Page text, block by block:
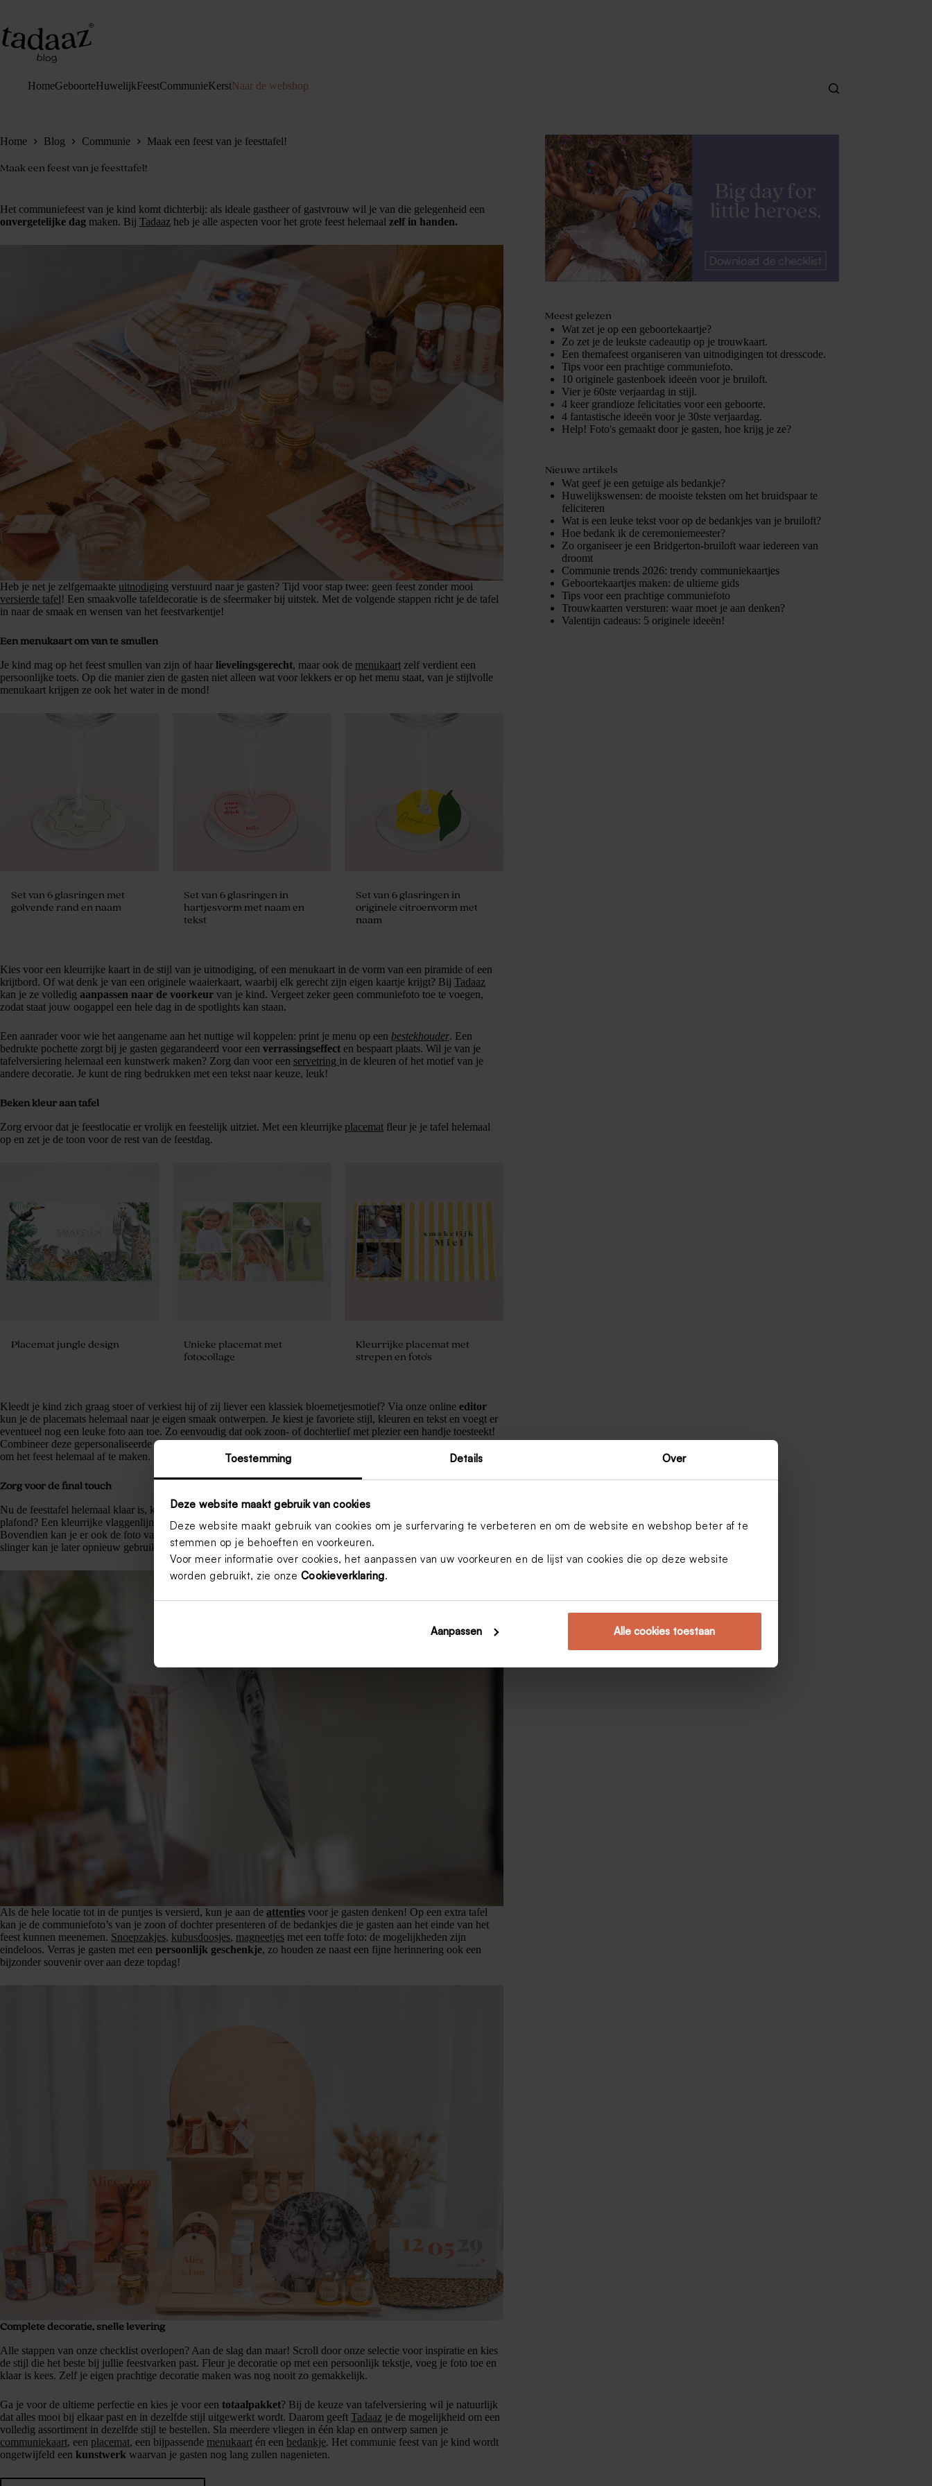
Toestemming Details Over
Deze website maakt gebruik van cookies
Deze website maakt gebruik van cookies om je surfervaring te verbeteren en om de website en webshop beter af te
stemmen op je behoeften en voorkeuren.
Voor meer informatie over cookies, het aanpassen van uw voorkeuren en de lijst van cookies die op deze website
worden gebruikt, zie onze Cookieverklaring.
Aanpassen Alle cookies toestaan
de
inhoud
HomeGeboorteHuwelijkFeestCommunieKerstNaar de webshop
Home Blog Communie Maak een feest van je feesttafel!
Maak een feest van je feesttafel!
Het communiefeest van je kind komt dichterbij: als ideale gastheer of gastvrouw wil je van die gelegenheid een
onvergetelijke dag maken. Bij Tadaaz heb je alle aspecten voor het grote feest helemaal zelf in handen.
Heb je net je zelfgemaakte uitnodiging verstuurd naar je gasten? Tijd voor stap twee: geen feest zonder mooi
versierde tafel! Een smaakvolle tafeldecoratie is de sfeermaker bij uitstek. Met de volgende stappen richt je de tafel
in naar de smaak en wensen van het feestvarkentje!
Een menukaart om van te smullen
Je kind mag op het feest smullen van zijn of haar lievelingsgerecht, maar ook de menukaart zelf verdient een
persoonlijke toets. Op die manier zien de gasten niet alleen wat voor lekkers er op het menu staat, van je stijlvolle
menukaart krijgen ze ook het water in de mond!
Set van 6 glasringen met
golvende rand en naam
Set van 6 glasringen in
hartjesvorm met naam en
tekst
Set van 6 glasringen in
originele citroenvorm met
naam
Kies voor een kleurrijke kaart in de stijl van je uitnodiging, of een menukaart in de vorm van een piramide of een
krijtbord. Of wat denk je van een originele waaierkaart, waarbij elk gerecht zijn eigen kaartje krijgt? Bij Tadaaz
kan je ze volledig aanpassen naar de voorkeur van je kind. Vergeet zeker geen communiefoto toe te voegen,
zodat staat jouw oogappel een hele dag in de spotlights kan staan.
Een aanrader voor wie het aangename aan het nuttige wil koppelen: print je menu op een bestekhouder. Een
bedrukte pochette zorgt bij je gasten gegarandeerd voor een verrassingseffect en bespaart plaats. Wil je van je
tafelversiering helemaal een kunstwerk maken? Zorg dan voor een servetring in de kleuren of het motief van je
andere decoratie. Je kunt de ring bedrukken met een tekst naar keuze, leuk!
Beken kleur aan tafel
Zorg ervoor dat je feestlocatie er vrolijk en feestelijk uitziet. Met een kleurrijke placemat fleur je je tafel helemaal
op en zet je de toon voor de rest van de feestdag.
Placemat jungle design
Unieke placemat met
fotocollage
Kleurrijke placemat met
strepen en foto's
Kleedt je kind zich graag stoer of verkiest hij of zij liever een klassiek bloemetjesmotief? Via onze online editor
kun je de placemats helemaal naar je eigen smaak ontwerpen. Je kiest je favoriete stijl, kleuren en tekst en voegt er
eventueel nog een leuke foto aan toe. Zo eenvoudig dat ook zoon- of dochterlief met plezier een handje toesteekt!
Combineer deze gepersonaliseerde placemats met een
om het feest helemaal af te maken.
Zorg voor de final touch
Nu de feesttafel helemaal klaar is, kun je beginnen aan de final touch. En wat is feestelijker dan een
plafond? Een kleurrijke vlaggenlijn maakt je setting helemaal af en geeft je feestlocatie een speelse look.
Bovendien kan je er ook de foto van je kind of een leuke boodschap in verwerken.
Leuk én duurzaam
, want de
slinger kan je later opnieuw gebruiken voor verjaardagsfeestjes.
Als de hele locatie tot in de puntjes is versierd, kun je aan de attenties voor je gasten denken! Op een extra tafel
kan je de communiefoto’s van je zoon of dochter presenteren of de bedankjes die je gasten aan het einde van het
feest kunnen meenemen. Snoepzakjes, kubusdoosjes, magneetjes met een toffe foto: de mogelijkheden zijn
eindeloos. Verras je gasten met een persoonlijk geschenkje, zo houden ze naast een fijne herinnering ook een
bijzonder souvenir over aan deze topdag!
Complete decoratie, snelle levering
Alle stappen van onze checklist overlopen? Aan de slag dan maar! Scroll door onze selectie voor inspiratie en kies
de stijl die het beste bij jullie feestvarken past. Fleur je decoratie op met een persoonlijk tekstje, voeg je foto toe en
klaar is kees. Zelf je eigen prachtige decoratie maken was nog nooit zo gemakkelijk.
Ga je voor de ultieme perfectie en kies je voor een totaalpakket? Bij de keuze van tafelversiering wil je natuurlijk
dat alles mooi bij elkaar past en in dezelfde stijl uitgewerkt wordt. Daarom geeft Tadaaz je de mogelijkheid om een
volledig assortiment in dezelfde stijl te bestellen. Sla meerdere vliegen in één klap en ontwerp samen je
communiekaart, een placemat, een bijpassende menukaart én een bedankje. Het communie feest van je kind wordt
ongetwijfeld een kunstwerk waarvan je gasten nog lang zullen nagenieten.
Meest gelezen
Wat zet je op een geboortekaartje?
Zo zet je de leukste cadeautip op je trouwkaart.
Een themafeest organiseren van uitnodigingen tot dresscode.
Tips voor een prachtige communiefoto.
10 originele gastenboek ideeën voor je bruiloft.
Vier je 60ste verjaardag in stijl.
4 keer grandioze felicitaties voor een geboorte.
4 fantastische ideeën voor je 30ste verjaardag.
Help! Foto's gemaakt door je gasten, hoe krijg je ze?
Nieuwe artikels
Wat geef je een getuige als bedankje?
Huwelijkswensen: de mooiste teksten om het bruidspaar te
feliciteren
Wat is een leuke tekst voor op de bedankjes van je bruiloft?
Hoe bedank ik de ceremoniemeester?
Zo organiseer je een Bridgerton-bruiloft waar iedereen van
droomt
Communie trends 2026: trendy communiekaartjes
Geboortekaartjes maken: de ultieme gids
Tips voor een prachtige communiefoto
Trouwkaarten versturen: waar moet je aan denken?
Valentijn cadeaus: 5 originele ideeën!